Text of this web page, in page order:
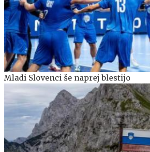
Mladi Slovenci še naprej blestijo